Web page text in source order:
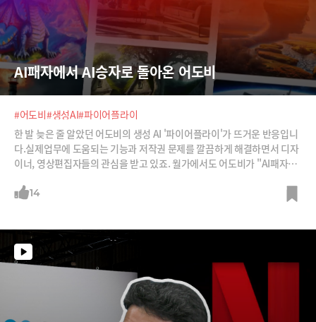
AI패자에서 AI승자로 돌아온 어도비
#어도비#생성AI#파이어플라이
한 발 늦은 줄 알았던 어도비의 생성 AI '파이어플라이'가 뜨거운 반응입니
다.실제업무에 도움되는 기능과 저작권 문제를 깔끔하게 해결하면서 디자
이너, 영상편집자들의 관심을 받고 있죠. 월가에서도 어도비가 "AI패자에
니다. 경제적 해자를 가진 기업이 생성 AI 기술로 얼마나 더 강력해질 수 있
14